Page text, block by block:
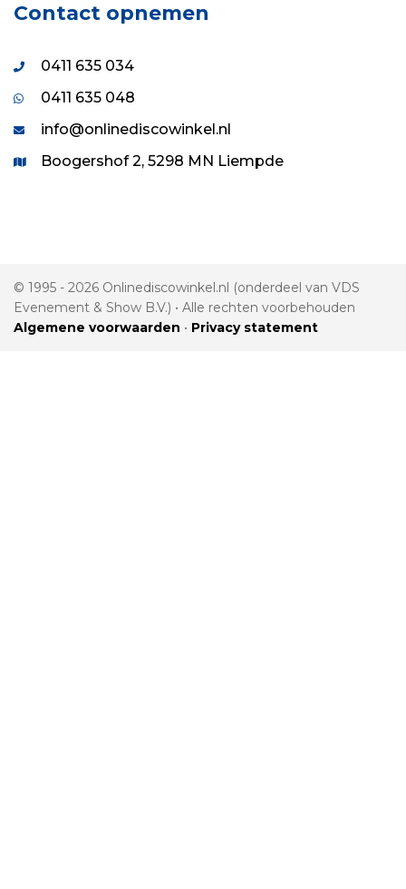
Contact opnemen
0411 635 034
0411 635 048
info@onlinediscowinkel.nl
Boogershof 2, 5298 MN Liempde
© 1995 - 2026 Onlinediscowinkel.nl (onderdeel van VDS
Evenement & Show B.V.) • Alle rechten voorbehouden
Algemene voorwaarden • Privacy statement